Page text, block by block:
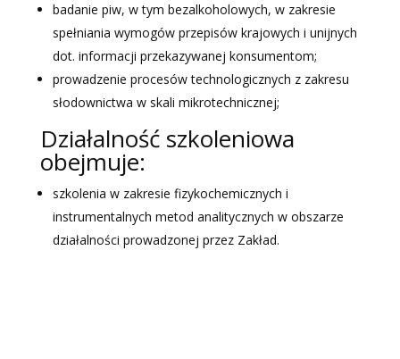
badanie piw, w tym bezalkoholowych, w zakresie
spełniania wymogów przepisów krajowych i unijnych
dot. informacji przekazywanej konsumentom;
prowadzenie procesów technologicznych z zakresu
słodownictwa w skali mikrotechnicznej;
Działalność szkoleniowa
obejmuje:
szkolenia w zakresie fizykochemicznych i
instrumentalnych metod analitycznych w obszarze
działalności prowadzonej przez Zakład.